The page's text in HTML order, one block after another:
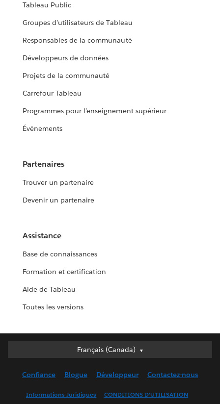
Tableau Public
Groupes d’utilisateurs de Tableau
Responsables de la communauté
Développeurs de données
Projets de la communauté
Carrefour Tableau
Programmes pour l’enseignement supérieur
Événements
Partenaires
Trouver un partenaire
Devenir un partenaire
Assistance
Base de connaissances
Formation et certification
Aide de Tableau
Toutes les versions
Français (Canada)
Français (Canada)
English (UK)
Confiance Blogue Développeur Contactez-nous
Informations Juridiques CONDITIONS D’UTILISATION